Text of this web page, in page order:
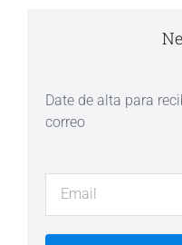
Date de alta para
correo